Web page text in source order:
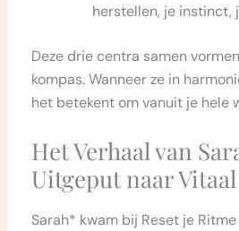
herstellen, je instinct,
Deze drie centra samen
kompas. Wanneer ze in
het betekent om vanuit je hele
Het Verhaal van
Uitgeput naar Vitaal
Sarah* kwam bij Reset je